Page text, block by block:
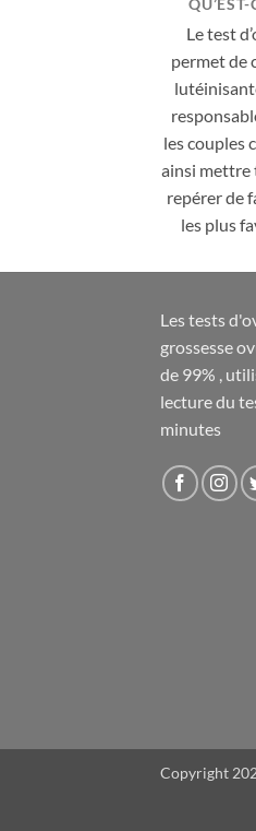
Le test
permet de
les couples
ainsi mettre
repérer de
les plus
Les tests
grossesse
de 99% ,
lecture du
minutes
Copyright